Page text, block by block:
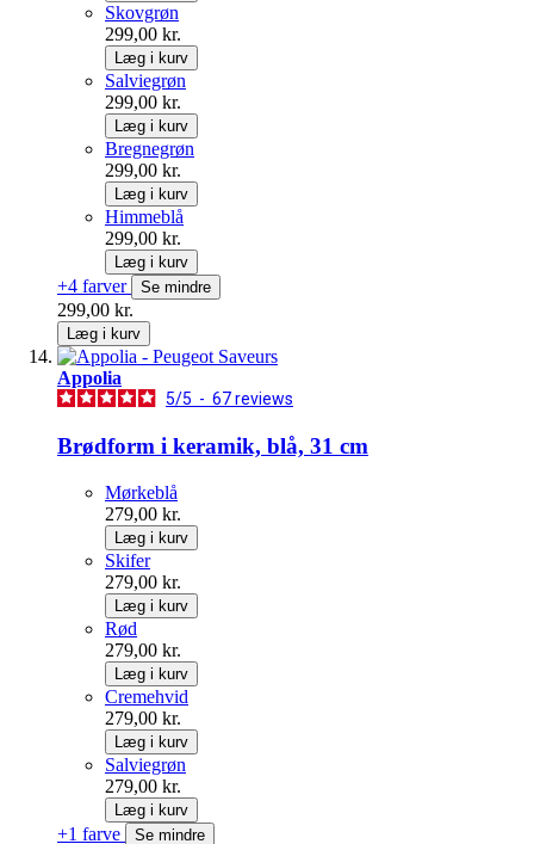
Skovgrøn
299,00 kr.
Læg i kurv
Salviegrøn
299,00 kr.
Læg i kurv
Bregnegrøn
299,00 kr.
Læg i kurv
Himmeblå
299,00 kr.
Læg i kurv
+4 farver Se mindre
299,00 kr.
Læg i kurv
Appolia
5/5 - 67reviews
Brødform i keramik, blå, 31 cm
Mørkeblå
279,00 kr.
Læg i kurv
Skifer
279,00 kr.
Læg i kurv
Rød
279,00 kr.
Læg i kurv
Cremehvid
279,00 kr.
Læg i kurv
Salviegrøn
279,00 kr.
Læg i kurv
+1 farve Se mindre